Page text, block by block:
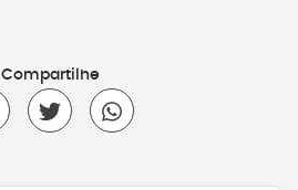
Compartilhe